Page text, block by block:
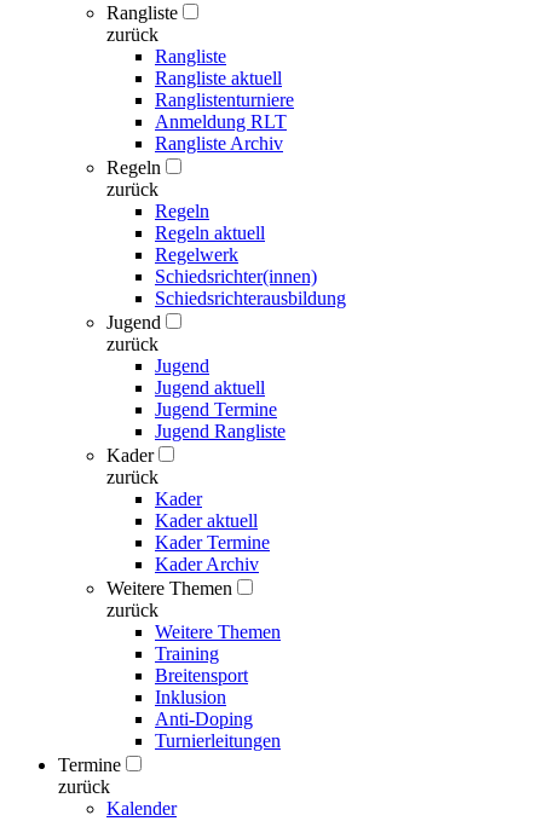
Rangliste
zurück
Rangliste
Rangliste aktuell
Ranglistenturniere
Anmeldung RLT
Rangliste Archiv
Regeln
zurück
Regeln
Regeln aktuell
Regelwerk
Schiedsrichter(innen)
Schiedsrichterausbildung
Jugend
zurück
Jugend
Jugend aktuell
Jugend Termine
Jugend Rangliste
Kader
zurück
Kader
Kader aktuell
Kader Termine
Kader Archiv
Weitere Themen
zurück
Weitere Themen
Training
Breitensport
Inklusion
Anti-Doping
Turnierleitungen
Termine
zurück
Kalender